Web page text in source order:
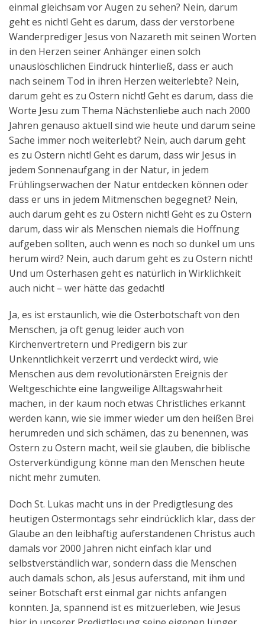
Kontakt
English
einmal gleichsam vor Augen zu sehen? Nein, darum
geht es nicht! Geht es darum, dass der verstorbene
Wanderprediger Jesus von Nazareth mit seinen Worten
in den Herzen seiner Anhänger einen solch
unauslöschlichen Eindruck hinterließ, dass er auch
nach seinem Tod in ihren Herzen weiterlebte? Nein,
darum geht es zu Ostern nicht! Geht es darum, dass die
Worte Jesu zum Thema Nächstenliebe auch nach 2000
Jahren genauso aktuell sind wie heute und darum seine
Sache immer noch weiterlebt? Nein, auch darum geht
es zu Ostern nicht! Geht es darum, dass wir Jesus in
jedem Sonnenaufgang in der Natur, in jedem
Frühlingserwachen der Natur entdecken können oder
dass er uns in jedem Mitmenschen begegnet? Nein,
auch darum geht es zu Ostern nicht! Geht es zu Ostern
darum, dass wir als Menschen niemals die Hoffnung
aufgeben sollten, auch wenn es noch so dunkel um uns
herum wird? Nein, auch darum geht es zu Ostern nicht!
Und um Osterhasen geht es natürlich in Wirklichkeit
auch nicht – wer hätte das gedacht!
Ja, es ist erstaunlich, wie die Osterbotschaft von den
Menschen, ja oft genug leider auch von
Kirchenvertretern und Predigern bis zur
Unkenntlichkeit verzerrt und verdeckt wird, wie
Menschen aus dem revolutionärsten Ereignis der
Weltgeschichte eine langweilige Alltagswahrheit
machen, in der kaum noch etwas Christliches erkannt
werden kann, wie sie immer wieder um den heißen Brei
herumreden und sich schämen, das zu benennen, was
Ostern zu Ostern macht, weil sie glauben, die biblische
Osterverkündigung könne man den Menschen heute
nicht mehr zumuten.
Doch St. Lukas macht uns in der Predigtlesung des
heutigen Ostermontags sehr eindrücklich klar, dass der
Glaube an den leibhaftig auferstandenen Christus auch
damals vor 2000 Jahren nicht einfach klar und
selbstverständlich war, sondern dass die Menschen
auch damals schon, als Jesus auferstand, mit ihm und
seiner Botschaft erst einmal gar nichts anfangen
konnten. Ja, spannend ist es mitzuerleben, wie Jesus